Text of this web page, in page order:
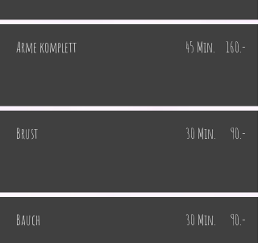
Arme komplett 45 Min. 160.-
Brust 30 Min. 90.-
Bauch 30 Min. 90.-